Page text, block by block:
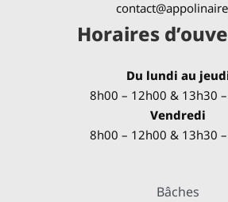
Horaires
Du lundi au
8h00 – 12h00 & 13h30
Vendredi
8h00 – 12h00 & 13h30
Bâches